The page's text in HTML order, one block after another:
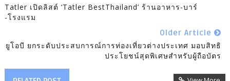
Tatler เปิดลิสต์ ‘Tatler Best​Thailand’ ร้านอาหาร​-บาร์​
-โรงแรม
Older Article
ยูโอบี ยกระดับประสบการณ์การท่องเที่ยวต่างประเทศ มอบสิทธิ
ประโยชน์สุดพิเศษสำหรับผู้ถือบัตร